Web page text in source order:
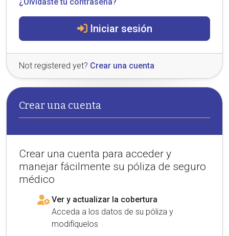
Iniciar sesión
Not registered yet? Crear una cuenta
Crear una cuenta
Crear una cuenta para acceder y
manejar fácilmente su póliza de seguro
médico
Ver y actualizar la cobertura
Acceda a los datos de su póliza y
modifíquelos